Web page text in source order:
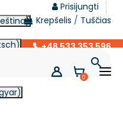
Prisijungti
Krepšelis / Tuščias
+48 533 353 596

0